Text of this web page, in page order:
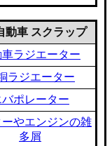
動車 スクラップ
車ラジエーター
ラジエーター
バポレーター
ーやエンジンの雑
多屑